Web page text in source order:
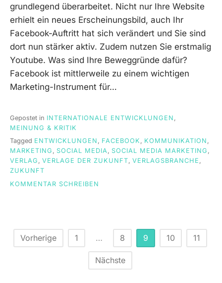
grundlegend überarbeitet. Nicht nur Ihre Website
erhielt ein neues Erscheinungsbild, auch Ihr
Facebook-Auftritt hat sich verändert und Sie sind
dort nun stärker aktiv. Zudem nutzen Sie erstmalig
Youtube. Was sind Ihre Beweggründe dafür?
Facebook ist mittlerweile zu einem wichtigen
Marketing-Instrument für…
Gepostet in INTERNATIONALE ENTWICKLUNGEN ,
MEINUNG & KRITIK
Tagged ENTWICKLUNGEN , FACEBOOK , KOMMUNIKATION ,
MARKETING , SOCIAL MEDIA, SOCIAL MEDIA MARKETING ,
VERLAG , VERLAGE DER ZUKUNFT, VERLAGSBRANCHE ,
ZUKUNFT
KOMMENTAR SCHREIBEN
AKTIVITÄTEN
Beitragsnavigation
Vorherige 1 … 8 9 10 11
Nächste